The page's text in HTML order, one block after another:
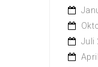
Juli